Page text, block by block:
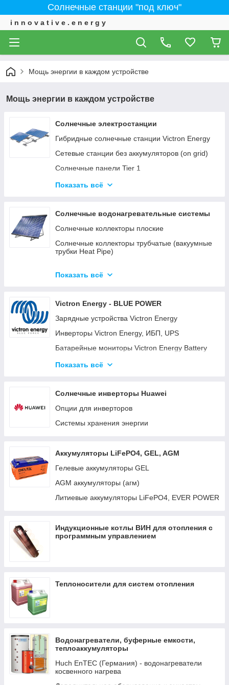
Солнечные станции "под ключ"
i n n o v a t i v e . e n e r g y
Мощь энергии в каждом устройстве
Мощь энергии в каждом устройстве
Солнечные электростанции
Гибридные солнечные станции Victron Energy
Сетевые станции без аккумуляторов (on grid)
Солнечные панели Tier 1
ИНВЕРТОРЫ - Сетевые, автономные,
Показать всё
Солнечные водонагревательные системы
Солнечные коллекторы плоские
Солнечные коллекторы трубчатые (вакуумные
трубки Heat Pipe)
водонагревательных систем (гелиосистем)
Солнечные коллекторы для больших станций
Солнечные насосные станции
Комплектующие к солнечным
Показать всё
Victron Energy - BLUE POWER
Зарядные устройства Victron Energy
Инверторы Victron Energy, ИБП, UPS
Батарейные мониторы Victron Energy Battery
Панели управления для систем Victron Energy
Color Control GX (CCGX) и Venus GX
Orion DC-DC преобразователи
Показать всё
Солнечные инверторы Huawei
Опции для инверторов
Системы хранения энергии
Аккумуляторы LiFePO4, GEL, AGM
Гелевые аккумуляторы GEL
AGM аккумуляторы (агм)
Литиевые аккумуляторы LiFePO4, EVER POWER
Индукционные котлы ВИН для отопления с
программным управлением
Теплоносители для систем отопления
Водонагреватели, буферные емкости,
теплоаккумуляторы
Huch EnTEC (Германия) - водонагреватели
косвенного нагрева